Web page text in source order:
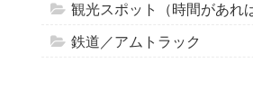
観光スポット（時間があれ
鉄道／アムトラック